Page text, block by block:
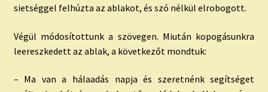
sietséggel felhúzta az ablakot, és szó nélkül elrobogott.
Végül módosítottunk a szövegen. Miután kopogásunkra
leereszkedett az ablak, a következőt mondtuk:
– Ma van a hálaadás napja és szeretnénk segítséget